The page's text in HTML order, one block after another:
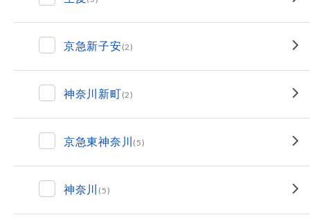
京急新子安(2)
神奈川新町(2)
京急東神奈川 (5)
神奈川 (5)